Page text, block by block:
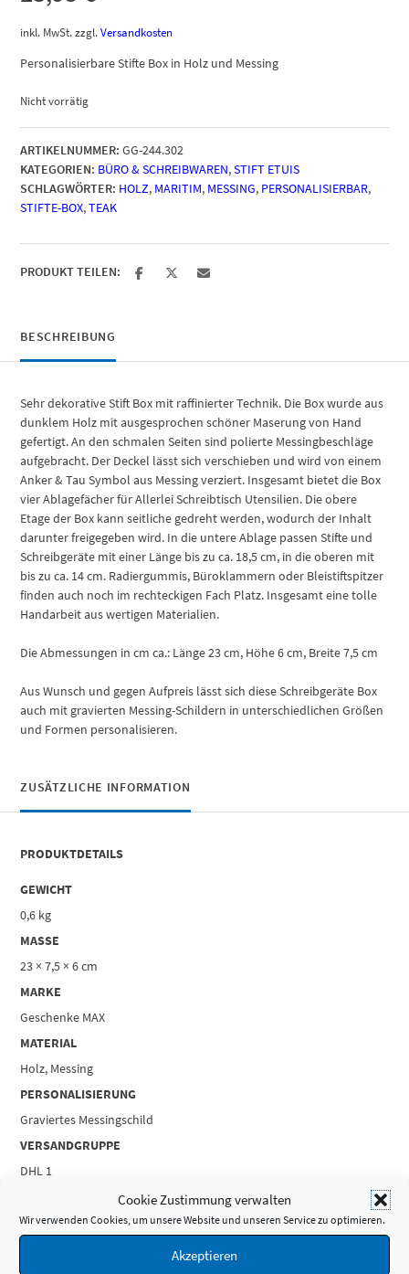
Cookie Zustimmung verwalten
Wir verwenden Cookies, um unsere Website und unseren Service zu optimieren.
Akzeptieren
inkl. MwSt. zzgl.Versandkosten
Personalisierbare Stifte Box in Holz und Messing
Nicht vorrätig
ARTIKELNUMMER: GG-244.302
KATEGORIEN: BÜRO & SCHREIBWAREN,STIFT ETUIS
SCHLAGWÖRTER: HOLZ, MARITIM, MESSING, PERSONALISIERBAR,
STIFTE-BOX,TEAK
PRODUKT TEILEN:
BESCHREIBUNG
Sehr dekorative Stift Box mit raffinierter Technik. Die Box wurde aus
dunklem Holz mit ausgesprochen schöner Maserung von Hand
gefertigt. An den schmalen Seiten sind polierte Messingbeschläge
aufgebracht. Der Deckel lässt sich verschieben und wird von einem
Anker & Tau Symbol aus Messing verziert. Insgesamt bietet die Box
vier Ablagefächer für Allerlei Schreibtisch Utensilien. Die obere
Etage der Box kann seitliche gedreht werden, wodurch der Inhalt
darunter freigegeben wird. In die untere Ablage passen Stifte und
Schreibgeräte mit einer Länge bis zu ca. 18,5 cm, in die oberen mit
bis zu ca. 14 cm. Radiergummis, Büroklammern oder Bleistiftspitzer
finden auch noch im rechteckigen Fach Platz. Insgesamt eine tolle
Handarbeit aus wertigen Materialien.
Die Abmessungen in cm ca.: Länge 23 cm, Höhe 6 cm, Breite 7,5 cm
Aus Wunsch und gegen Aufpreis lässt sich diese Schreibgeräte Box
auch mit gravierten Messing-Schildern in unterschiedlichen Größen
und Formen personalisieren.
ZUSÄTZLICHE INFORMATION
PRODUKTDETAILS
GEWICHT
0,6 kg
MASSE
23 × 7,5 × 6 cm
MARKE
Geschenke MAX
MATERIAL
Holz, Messing
PERSONALISIERUNG
Graviertes Messingschild
VERSANDGRUPPE
DHL 1
PRODUKTSICHERHEIT